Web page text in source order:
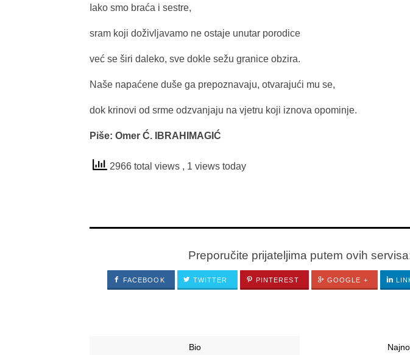
Iako smo braća i sestre,
sram koji doživljavamo ne ostaje unutar porodice
već se širi daleko, sve dokle sežu granice obzira.
Naše napaćene duše ga prepoznavaju, otvarajući mu se,
dok krinovi od srme odzvanjaju na vjetru koji iznova opominje.
Piše: Omer Ć. IBRAHIMAGIĆ
2966 total views , 1 views today
Preporučite prijateljima putem ovih
FACEBOOK TWITTER PINTEREST GOOGLE +
Bio